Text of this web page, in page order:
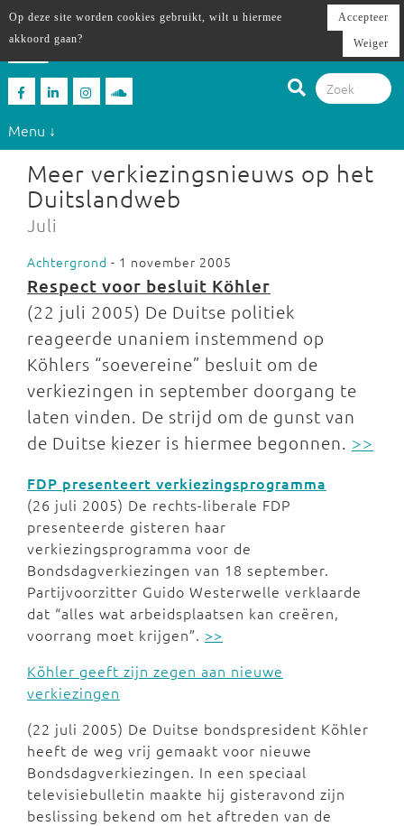
Menu ↓
Meer verkiezingsnieuws op het
Duitslandweb
Juli
Achtergrond - 1 november 2005
Respect voor besluit Köhler
(22 juli 2005) De Duitse politiek
reageerde unaniem instemmend op
Köhlers “soevereine” besluit om de
verkiezingen in september doorgang te
laten vinden. De strijd om de gunst van
de Duitse kiezer is hiermee begonnen. >>
FDP presenteert verkiezingsprogramma
(26 juli 2005) De rechts-liberale FDP
presenteerde gisteren haar
verkiezingsprogramma voor de
Bondsdagverkiezingen van 18 september.
Partijvoorzitter Guido Westerwelle verklaarde
dat “alles wat arbeidsplaatsen kan creëren,
voorrang moet krijgen”. >>
Köhler geeft zijn zegen aan nieuwe
verkiezingen
(22 juli 2005) De Duitse bondspresident Köhler
heeft de weg vrij gemaakt voor nieuwe
Bondsdagverkiezingen. In een speciaal
televisiebulletin maakte hij gisteravond zijn
beslissing bekend om het aftreden van de
Op deze site worden cookies gebruikt, wilt u hiermee
akkoord gaan?
Accepteer
Weiger